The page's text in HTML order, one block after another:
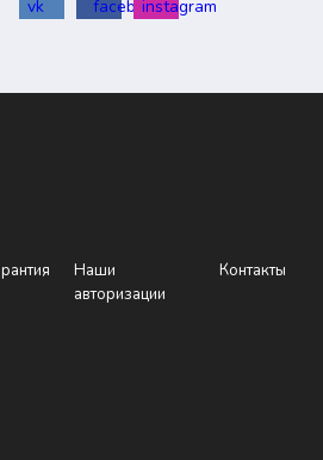
Наши
авторизации
Контакты